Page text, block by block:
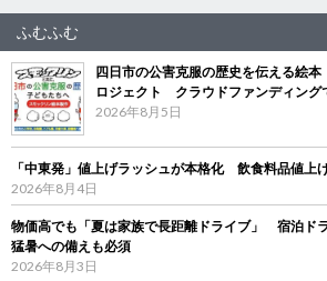
ふむふむ
四日市の公害克服の歴史を伝える絵
ロジェクト クラウドファンディング
2026年8月5日
「中東発」値上げラッシュが本格化 飲食料品値上
2026年8月4日
物価高でも「夏は家族で長距離ドライブ」 宿泊ド
猛暑への備えも必須
2026年8月3日